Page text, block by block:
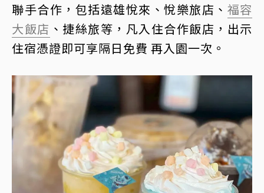
聯手合作，包括遠雄悅來、悅樂旅店、 福容
大飯店 、捷絲旅等，凡入住合作飯店，出示
住宿憑證即可享隔日免費 再入園一次。